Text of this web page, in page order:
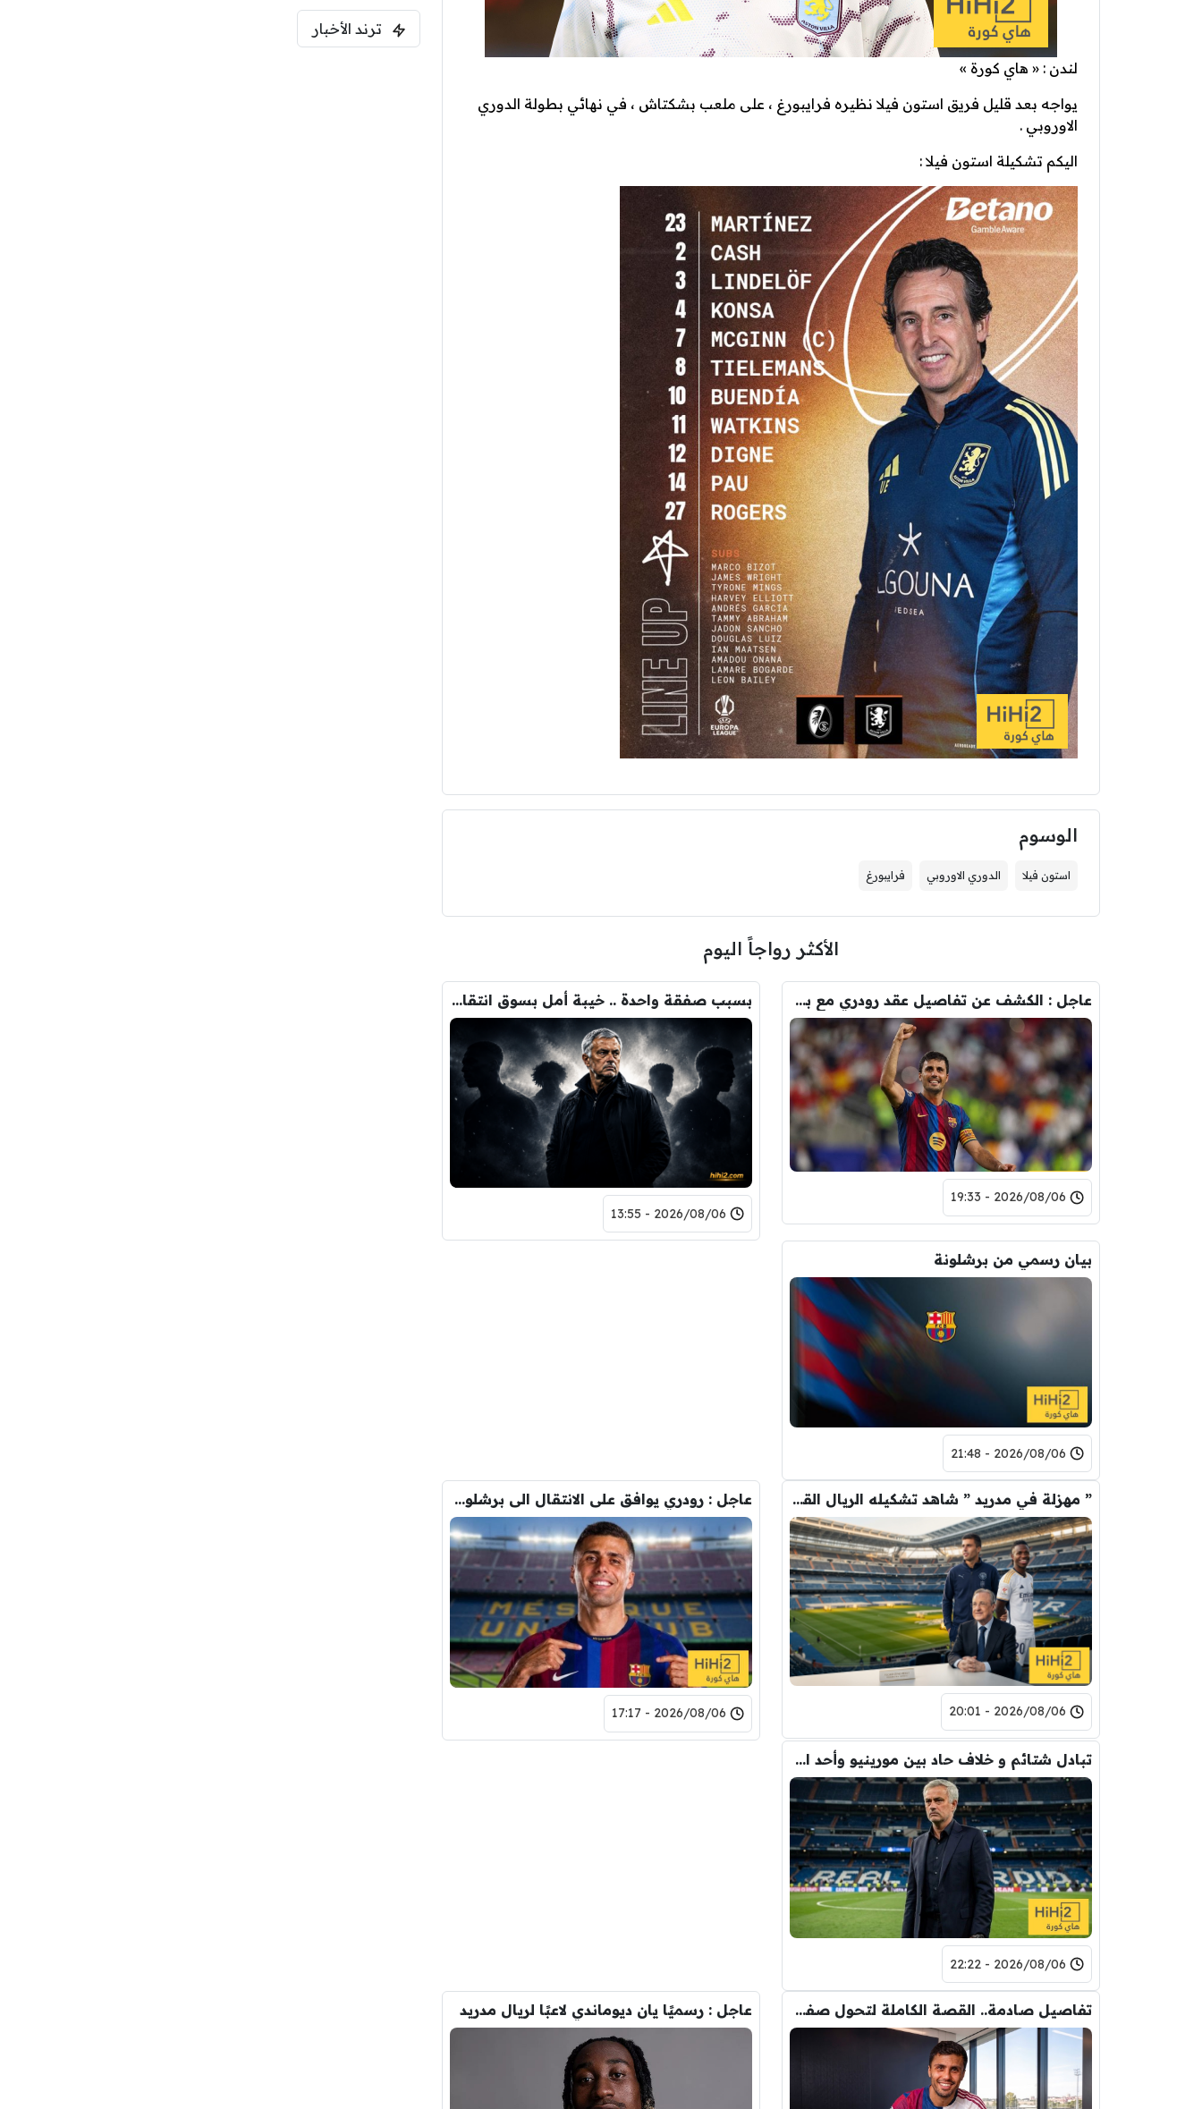
لندن : « هاي كورة »
يواجه بعد قليل فريق استون فيلا نظيره فرايبورغ ، على ملعب بشكتاش ، في نهائي بطولة الدوري
الاوروبي .
اليكم تشكيلة استون فيلا :
الوسوم
استون فيلا الدوري الاوروبي فرايبورغ
الأكثر رواجاً اليوم
عاجل : الكشف عن تفاصيل عقد رودري مع برشلونة.. قيمة الصفقة والراتب
2026/08/06 - 19:33
بسبب صفقة واحدة .. خيبة أمل بسوق انتقالات ريال مدريد !
2026/08/06 - 13:55
بيان رسمي من برشلونة
2026/08/06 - 21:48
” مهزلة في مدريد ” شاهد تشكيله الريال القادمه لاكتساح المركز الثاني
2026/08/06 - 20:01
عاجل : رودري يوافق على الانتقال الى برشلونة.. 3 أسباب وراء قراره
2026/08/06 - 17:17
تبادل شتائم و خلاف حاد بين مورينيو وأحد افراد ادارة ريال مدريد بعد انهيار صفقة رودري
2026/08/06 - 22:22
تفاصيل صادمة.. القصة الكاملة لتحول صفقة رودري من ريال مدريد الى برشلونة عاجل : رسميًا يان ديوماندي لاعبًا لريال مدريد
ترند الأخبار